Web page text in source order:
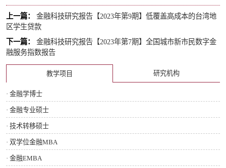
上一篇：
金融科技研究报告【2023年第9期】​低覆盖高成本的台湾地
区学生贷款
下一篇：
金融科技研究报告【2023年第7期】​全国城市新市民数字金
融服务指数报告
教学项目 研究机构
· 金融学博士
· 金融专业硕士
· 技术转移硕士
· 双学位金融MBA
· 金融EMBA